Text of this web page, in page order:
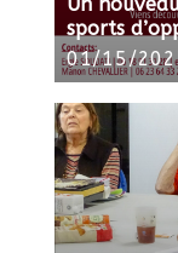
sports
01/15/